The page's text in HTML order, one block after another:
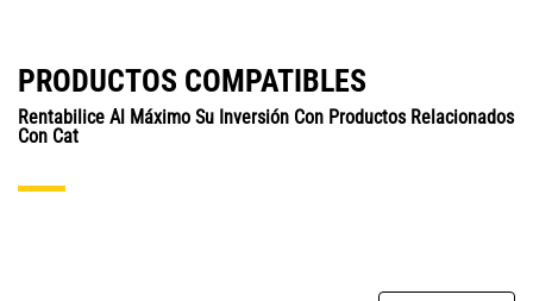
PRODUCTOS COMPATIBLES
Rentabilice Al Máximo Su Inversión Con Productos Relacionados
Con Cat